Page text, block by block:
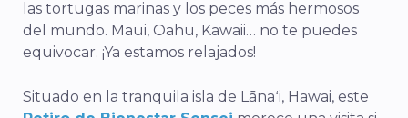
las tortugas marinas y los peces más hermosos
del mundo. Maui, Oahu, Kawaii… no te puedes
equivocar. ¡Ya estamos relajados!
Situado en la tranquila isla de Lānaʻi, Hawai, este